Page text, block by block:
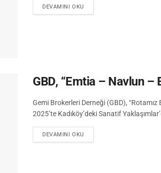
DEVAMINI OKU
GBD, “Emtia – Navlun
Gemi Brokerleri Derneği (GBD),
2025’te Kadıköy’deki Sanatif
DEVAMINI OKU